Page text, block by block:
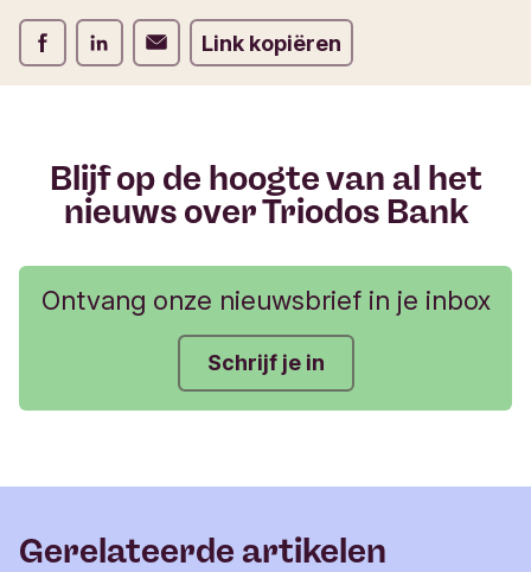
m
u
l
Deel op Facebook
Deel op LinkedInDeel op Verstuur per email
Link kopiëren
Blijf op de hoogte van al het
nieuws over Triodos Bank
Ontvang onze nieuwsbrief in je inbox
Schrijf je in
Gerelateerde artikelen